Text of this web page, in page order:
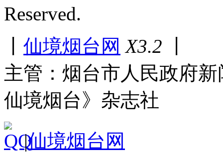
Reserved.
仙境烟台网 X3.2
主管：烟台市人民政府
仙境烟台》杂志社
|仙境烟台网